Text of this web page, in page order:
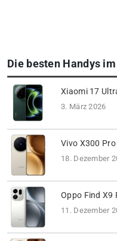
Die besten Handys
Xiaomi 17
3. März 2026
Vivo X300 Pro
18. Dezember
Oppo Find X9
11. Dezember